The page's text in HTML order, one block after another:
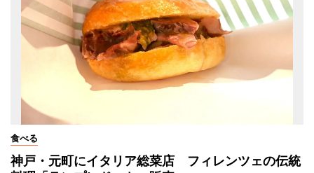
食べる
神戸・元町にイタリア総菜店 フィレンツェの伝統